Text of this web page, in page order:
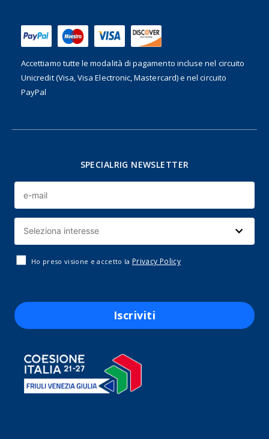
Accettiamo tutte le modalità di pagamento incluse nel circuito
Unicredit (Visa, Visa Electronic, Mastercard) e nel circuito
PayPal
SPECIALRIG NEWSLETTER
Ho preso visione e accetto la Privacy Policy
Iscriviti